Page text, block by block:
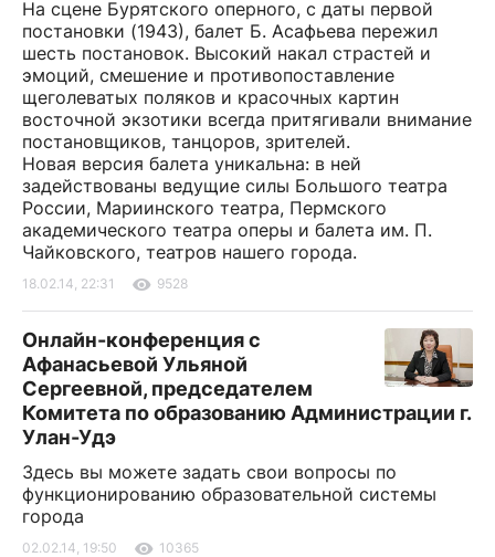
На сцене Бурятского оперного, с даты первой
постановки (1943), балет Б. Асафьева пережил
шесть постановок. Высокий накал страстей и
эмоций, смешение и противопоставление
щеголеватых поляков и красочных картин
восточной экзотики всегда притягивали внимание
постановщиков, танцоров, зрителей.
Новая версия балета уникальна: в ней
задействованы ведущие силы Большого театра
России, Мариинского театра, Пермского
академического те­атра оперы и балета им. П.
Чайковского, театров нашего города.
18.02.14, 22:31 9528
Онлайн-конференция с
Афанасьевой Ульяной
Сергеевной, председателем
Комитета по образованию Администрации г.
Улан-Удэ
Здесь вы можете задать свои вопросы по
функционированию образовательной системы
города
02.02.14, 19:50 10365